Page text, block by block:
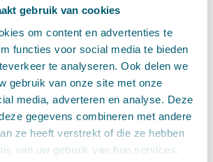
gebruik van cookies
om content en advertenties te
functies voor social media te bieden
te analyseren. Ook delen we
gebruik van onze site met onze
media, adverteren en analyse. Deze
gegevens combineren met andere
ze heeft verstrekt of die ze hebben
van uw gebruik van hun services.